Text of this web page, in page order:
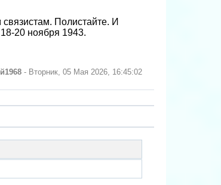
Полистайте. И
20 ноября 1943.
- Вторник, 05 Мая 2026, 16:45:02